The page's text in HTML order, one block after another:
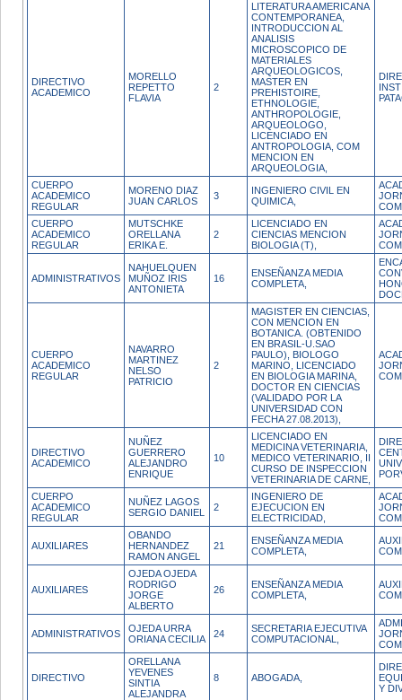
DIRECTIVO
ACADEMICO
MORELLO
REPETTO
FLAVIA
2
LITERATURA AMERICANA
CONTEMPORANEA,
INTRODUCCION AL
ANALISIS
MICROSCOPICO DE
MATERIALES
ARQUEOLOGICOS,
MASTER EN
PREHISTOIRE,
ETHNOLOGIE,
ANTHROPOLOGIE,
ARQUEOLOGO,
LICENCIADO EN
ANTROPOLOGIA, COM
MENCION EN
ARQUEOLOGIA,
CUERPO
ACADEMICO
REGULAR
MORENO DIAZ
JUAN CARLOS
3
INGENIERO CIVIL EN
QUIMICA,
CUERPO
ACADEMICO
REGULAR
MUTSCHKE
ORELLANA
ERIKA E.
2
LICENCIADO EN
CIENCIAS MENCION
BIOLOGIA (T),
ADMINISTRATIVOS
NAHUELQUEN
MUÑOZ IRIS
ANTONIETA
16
ENSEÑANZA MEDIA
COMPLETA,
CUERPO
ACADEMICO
REGULAR
NAVARRO
MARTINEZ
NELSO
PATRICIO
2
MAGISTER EN CIENCIAS,
CON MENCION EN
BOTANICA. (OBTENIDO
EN BRASIL-U.SAO
PAULO), BIOLOGO
MARINO, LICENCIADO
EN BIOLOGIA MARINA,
DOCTOR EN CIENCIAS
(VALIDADO POR LA
UNIVERSIDAD CON
FECHA 27.08.2013),
DIRECTIVO
ACADEMICO
NUÑEZ
GUERRERO
ALEJANDRO
ENRIQUE
10
LICENCIADO EN
MEDICINA VETERINARIA,
MEDICO VETERINARIO, II
CURSO DE INSPECCION
VETERINARIA DE CARNE,
CUERPO
ACADEMICO
REGULAR
NUÑEZ LAGOS
SERGIO DANIEL
2
INGENIERO DE
EJECUCION EN
ELECTRICIDAD,
AUXILIARES
OBANDO
HERNANDEZ
RAMON ANGEL
21
ENSEÑANZA MEDIA
COMPLETA,
AUXILIARES
OJEDA OJEDA
RODRIGO
JORGE
ALBERTO
26
ENSEÑANZA MEDIA
COMPLETA,
ADMINISTRATIVOS
OJEDA URRA
ORIANA CECILIA
24
SECRETARIA EJECUTIVA
COMPUTACIONAL,
DIRECTIVO
ORELLANA
YEVENES
SINTIA
ALEJANDRA
8 ABOGADA,
Y